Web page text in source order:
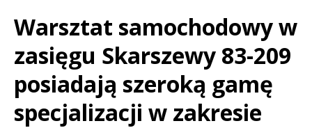
Warsztat samochodowy w
zasięgu Skarszewy 83-209
posiadają szeroką gamę
specjalizacji w zakresie